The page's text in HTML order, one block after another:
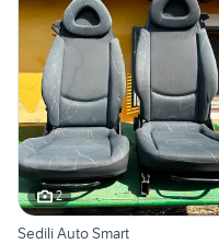
2
Sedili Auto Smart